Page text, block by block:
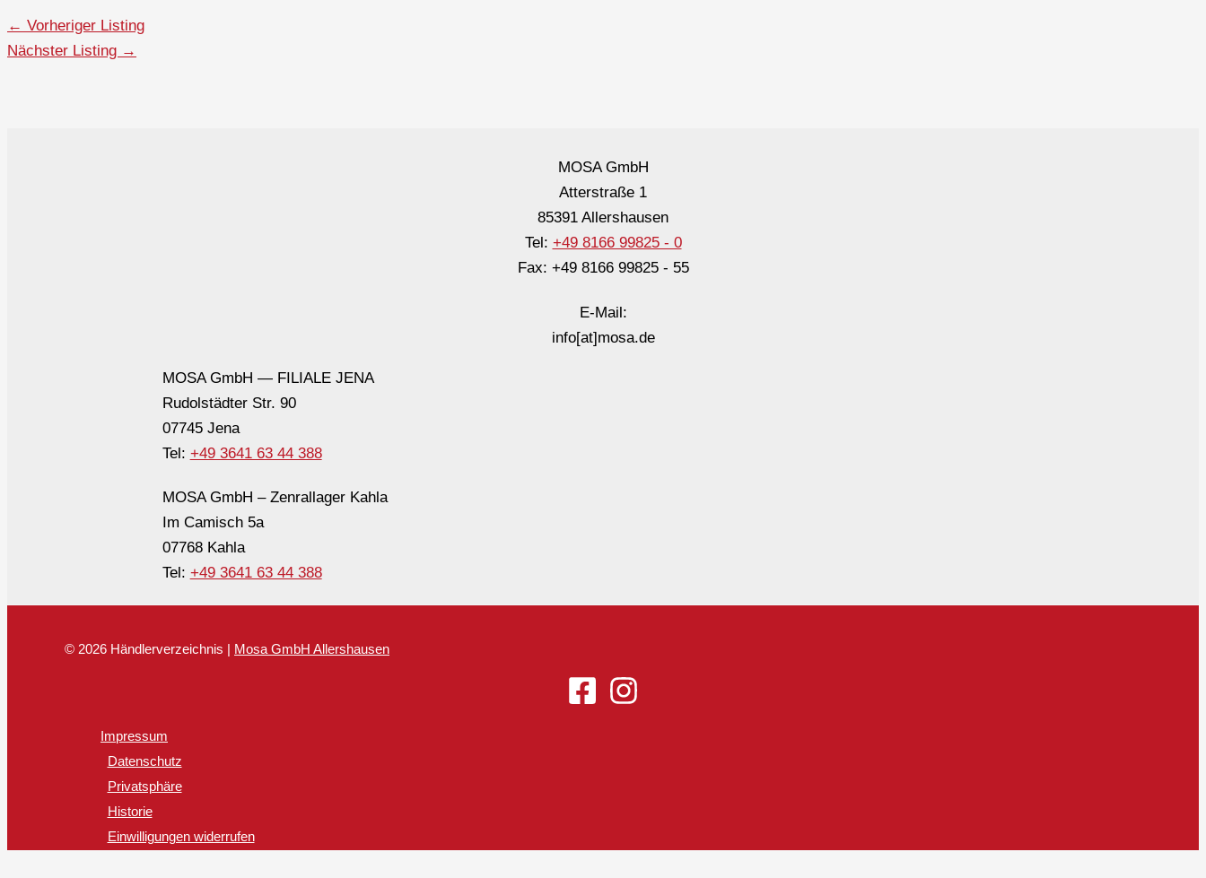
← Vorheriger Listing
Nächster Listing →
MOSA GmbH
Atterstraße 1
85391 Allershausen
Tel: +49 8166 99825 - 0
Fax: +49 8166 99825 - 55
E-Mail:
info[at]mosa.de
MOSA GmbH — FILIALE JENA
Rudolstädter Str. 90
07745 Jena
Tel: +49 3641 63 44 388
MOSA GmbH – Zenrallager Kahla
Im Camisch 5a
07768 Kahla
Tel: +49 3641 63 44 388
© 2026 Händlerverzeichnis | Mosa GmbH Allershausen
Impressum
Datenschutz
Privatsphäre
Historie
Einwilligungen widerrufen